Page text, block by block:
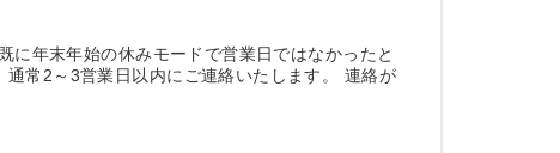
年末年始の休みモードで営業日ではなかったと
常2～3営業日以内にご連絡いたします。 連絡が